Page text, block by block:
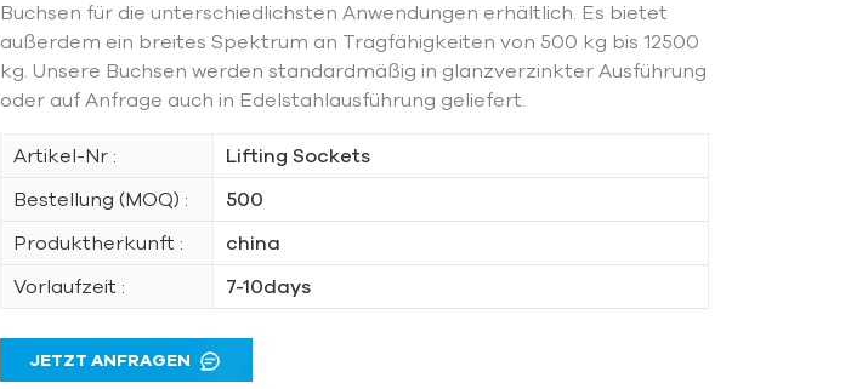
Buchsen für die unterschiedlichsten Anwendungen erhältlich. Es bietet
außerdem ein breites Spektrum an Tragfähigkeiten von 500 kg bis 12500
kg. Unsere Buchsen werden standardmäßig in glanzverzinkter Ausführung
oder auf Anfrage auch in Edelstahlausführung geliefert.
Artikel-Nr :
Lifting Sockets
Bestellung (MOQ) :
500
Produktherkunft :
china
Vorlaufzeit :
7-10days
JETZT ANFRAGEN